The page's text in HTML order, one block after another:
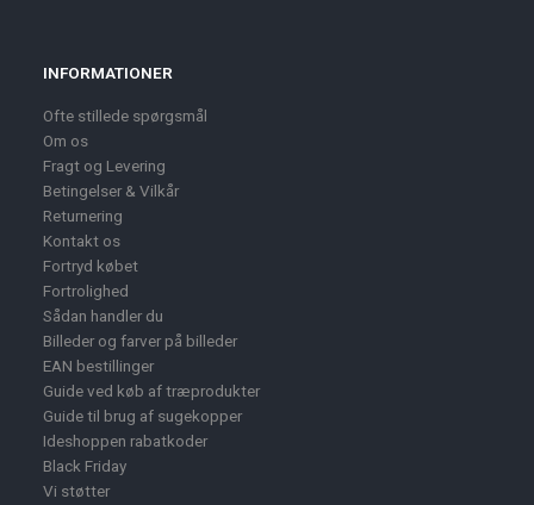
INFORMATIONER
Ofte stillede spørgsmål
Om os
Fragt og Levering
Betingelser & Vilkår
Returnering
Kontakt os
Fortryd købet
Fortrolighed
Sådan handler du
Billeder og farver på billeder
EAN bestillinger
Guide ved køb af træprodukter
Guide til brug af sugekopper
Ideshoppen rabatkoder
Black Friday
Vi støtter